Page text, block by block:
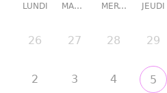
LUNDI MARDI MERCREDI JEUDI
26 27 28 29
2 3 4 5